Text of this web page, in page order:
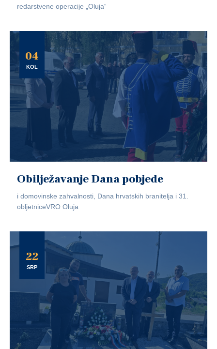
redarstvene operacije „Oluja“
04
KOL
Obilježavanje Dana pobjede
i domovinske zahvalnosti, Dana hrvatskih branitelja i 31.
obljetniceVRO Oluja
22
SRP